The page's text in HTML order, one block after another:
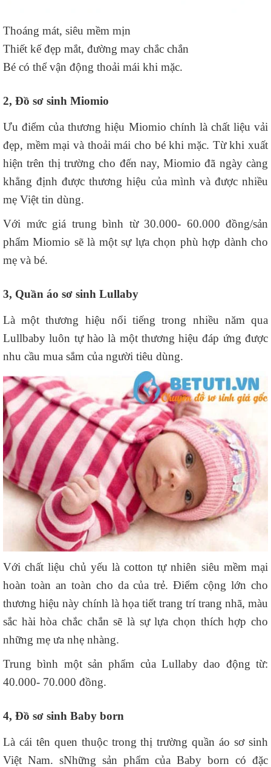
Thoáng mát, siêu mềm mịn
Thiết kế đẹp mắt, đường may chắc chắn
Bé có thể vận động thoải mái khi mặc.
2, Đồ sơ sinh Miomio
Ưu điểm của thương hiệu Miomio chính là chất liệu vải
đẹp, mềm mại và thoải mái cho bé khi mặc. Từ khi xuất
hiện trên thị trường cho đến nay, Miomio đã ngày càng
khẳng định được thương hiệu của mình và được nhiều
mẹ Việt tin dùng.
Với mức giá trung bình từ 30.000- 60.000 đồng/sản
phẩm Miomio sẽ là một sự lựa chọn phù hợp dành cho
mẹ và bé.
3, Quần áo sơ sinh Lullaby
Là một thương hiệu nổi tiếng trong nhiều năm qua
Lullbaby luôn tự hào là một thương hiệu đáp ứng được
nhu cầu mua sắm của người tiêu dùng.
Với chất liệu chủ yếu là cotton tự nhiên siêu mềm mại
hoàn toàn an toàn cho da của trẻ. Điểm cộng lớn cho
thương hiệu này chính là họa tiết trang trí trang nhã, màu
sắc hài hòa chắc chắn sẽ là sự lựa chọn thích hợp cho
những mẹ ưa nhẹ nhàng.
Trung bình một sản phẩm của Lullaby dao động từ:
40.000- 70.000 đồng.
4, Đồ sơ sinh Baby born
Là cái tên quen thuộc trong thị trường quần áo sơ sinh
Việt Nam. sNhững sản phẩm của Baby born có đặc